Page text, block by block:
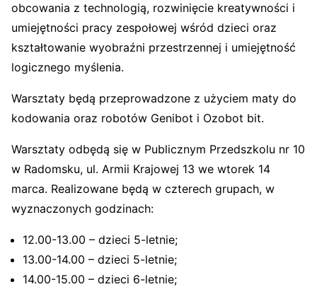
obcowania z technologią, rozwinięcie kreatywności i
umiejętności pracy zespołowej wśród dzieci oraz
kształtowanie wyobraźni przestrzennej i umiejętność
logicznego myślenia.
Warsztaty będą przeprowadzone z użyciem maty do
kodowania oraz robotów Genibot i Ozobot bit.
Warsztaty odbędą się w Publicznym Przedszkolu nr 10
w Radomsku, ul. Armii Krajowej 13 we wtorek 14
marca. Realizowane będą w czterech grupach, w
wyznaczonych godzinach:
12.00-13.00 – dzieci 5-letnie;
13.00-14.00 – dzieci 5-letnie;
14.00-15.00 – dzieci 6-letnie;